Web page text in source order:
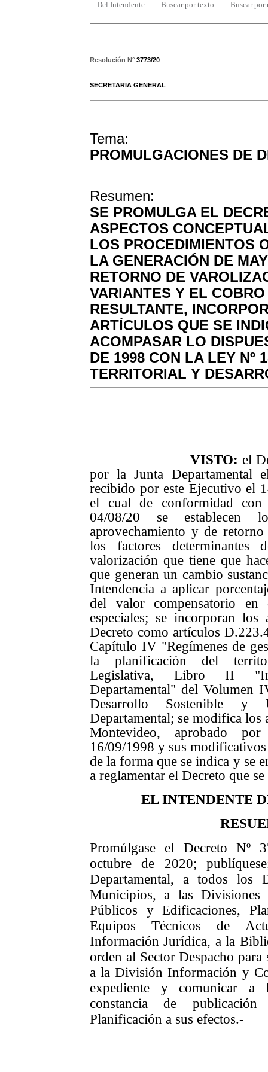
Del Intendente Buscar por texto Buscar por
Resolución N° 3773/20
SECRETARIA GENERAL
Tema:
PROMULGACIONES DE
Resumen:
SE PROMULGA EL
ASPECTOS
LOS PROCEDIMIENTOS
LA GENERACIÓN DE
RETORNO DE
VARIANTES Y EL
RESULTANTE,
ARTÍCULOS QUE SE
ACOMPASAR LO
DE 1998 CON LA LEY Nº
TERRITORIAL Y
VISTO: el
por la Junta
recibido por este Ejecutivo el
el cual de conformidad
04/08/20 se establecen
aprovechamiento y de
los factores
valorización que tiene que
que generan un cambio
Intendencia a aplicar
del valor compensatorio en
especiales; se incorporan
Decreto como artículos
Capítulo IV "Regímenes de
la planificación del
Legislativa, Libro II
Departamental" del Volumen
Desarrollo Sostenible y
Departamental; se modifica
Montevideo, aprobado
16/09/1998 y sus
de la forma que se indica y se
a reglamentar el Decreto que
EL INTENDENTE
Promúlgase el Decreto Nº
octubre de 2020;
Departamental, a todos los
Municipios, a las Divisiones
Públicos y Edificaciones,
Equipos Técnicos de
Información Jurídica, a la
orden al Sector Despacho
a la División Información y
expediente y comunicar a
constancia de
Planificación a sus efectos.-